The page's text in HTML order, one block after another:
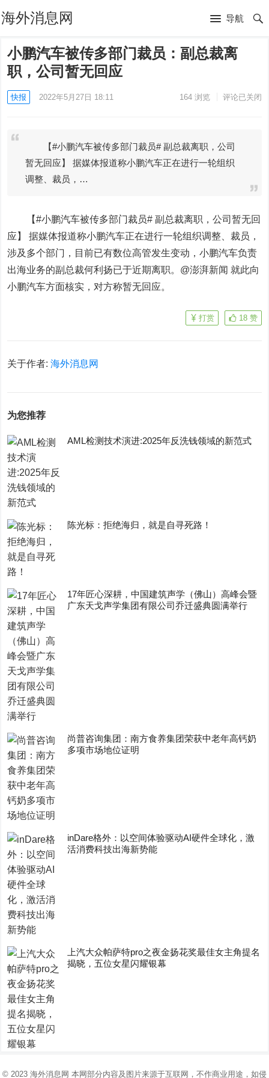
海外消息网 导航
小鹏汽车被传多部门裁员：副总裁离
职，公司暂无回应
快报 2022年5月27日 18:11 164浏览 评论已关闭
【#小鹏汽车被传多部门裁员# 副总裁离职，公司
暂无回应】 据媒体报道称小鹏汽车正在进行一轮组织
调整、裁员，…
【#小鹏汽车被传多部门裁员# 副总裁离职，公司暂无回
应】 据媒体报道称小鹏汽车正在进行一轮组织调整、裁员，
涉及多个部门，目前已有数位高管发生变动，小鹏汽车负责
出海业务的副总裁何利扬已于近期离职。@澎湃新闻 就此向
小鹏汽车方面核实，对方称暂无回应。
18 赞
打赏
关于作者:海外消息网
为您推荐
AML检测技术演进:2025年反洗钱领域的新范式
陈光标：拒绝海归，就是自寻死路！
17年匠心深耕，中国建筑声学（佛山）高峰会暨
广东天戈声学集团有限公司乔迁盛典圆满举行
尚普咨询集团：南方食养集团荣获中老年高钙奶
多项市场地位证明
inDare格外：以空间体验驱动AI硬件全球化，激
活消费科技出海新势能
上汽大众帕萨特pro之夜金扬花奖最佳女主角提名
揭晓，五位女星闪耀银幕
© 2023 海外消息网 本网部分内容及图片来源于互联网，不作商业用途，如侵